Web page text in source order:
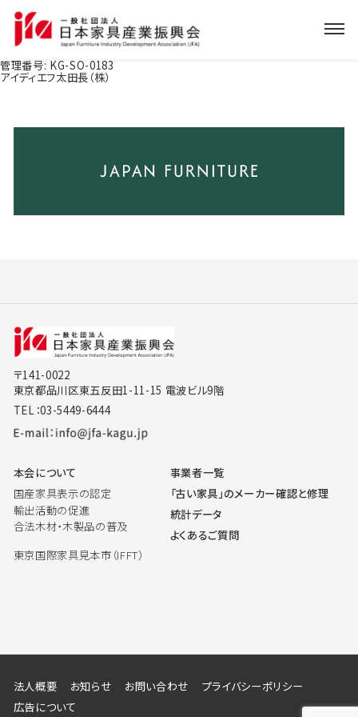
管理番号: KG-SO-0183
アイディエフ太田長（株）
〒141-0022
東京都品川区東五反田1-11-15 電波ビル9階
TEL：03-5449-6444
本会について
国産家具表示の認定
輸出活動の促進
合法木材・木製品の普及
東京国際家具見本市（IFFT）
事業者一覧
「古い家具」のメーカー確認と修理
統計データ
よくあるご質問
法人概要 お知らせ お問い合わせ
プライバシーポリシー
広告について